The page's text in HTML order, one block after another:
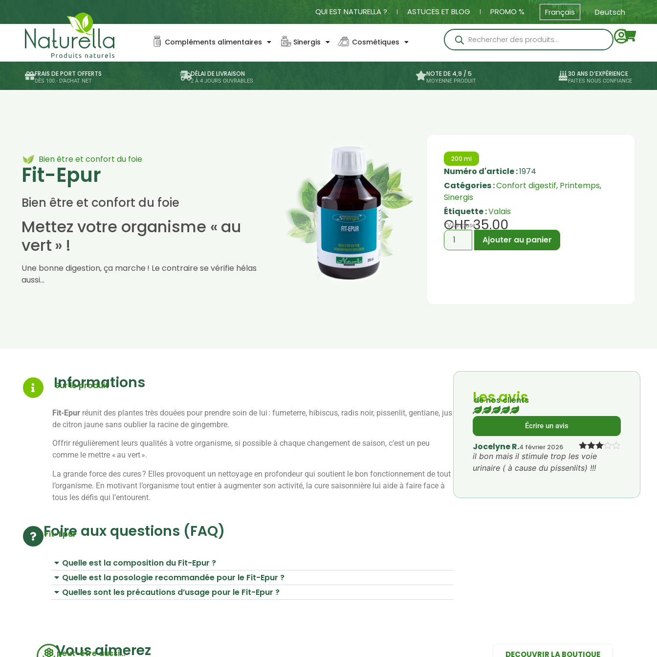
QUI EST NATURELLA ? ASTUCES ET BLOG PROMO % Français Deutsch
Compléments alimentaires Sinergis Cosmétiques
FRAIS DE PORT OFFERTS
DÈS 100.- D’ACHAT NET
DÉLAI DE LIVRAISON
2 À 4 JOURS OUVRABLES
NOTE DE 4,9 / 5
MOYENNE PRODUIT
30 ANS D’EXPÉRIENCE
FAITES NOUS CONFIANCE
Bien être et confort du foie
Fit-Epur
Bien être et confort du foie
Mettez votre organisme « au
vert » !
Une bonne digestion, ça marche ! Le contraire se vérifie hélas
aussi…
200 ml
Numéro d'article :1974
Catégories :Confort digestif, Printemps,
Sinergis
Étiquette :Valais
CHF35.00
TVA incluse
Ajouter au panier
Informations
Sur le produit
Fit-Epurréunit des plantes très douées pour prendre soin de lui : fumeterre, hibiscus, radis noir, pissenlit, gentiane, jus
de citron jaune sans oublier la racine de gingembre.
Offrir régulièrement leurs qualités à votre organisme, si possible à chaque changement de saison, c’est un peu
comme le mettre « au vert ».
La grande force des cures ? Elles provoquent un nettoyage en profondeur qui soutient le bon fonctionnement de tout
l’organisme. En motivant l’organisme tout entier à augmenter son activité, la cure saisonnière lui aide à faire face à
tous les défis qui l’entourent.
Foire aux questions (FAQ)
Fit-Epur
Quelle est la composition du Fit-Epur ?
Quelle est la posologie recommandée pour le Fit-Epur ?
Quelles sont les précautions d’usage pour le Fit-Epur ?
Les avis
de nos clients
Écrire un avis
Note
sur 5
Jocelyne R.4 février 2026
il bon mais il stimule trop les voie
urinaire ( à cause du pissenlits) !!!
Vous aimerez
peut-être aussi… DECOUVRIR LA BOUTIQUE